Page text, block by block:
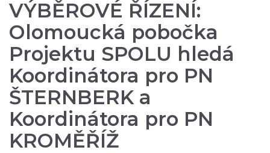
VÝBĚROVÉ ŘÍZENÍ:
Olomoucká pobočka
Projektu SPOLU hledá
Koordinátora pro PN
ŠTERNBERK a
Koordinátora pro PN
KROMĚŘÍŽ